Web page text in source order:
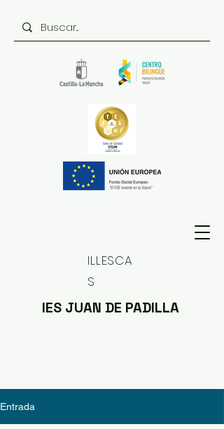
ILLESCA
S
IES JUAN DE PADILLA
Entrada